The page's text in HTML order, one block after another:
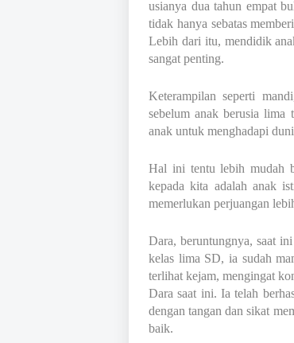
usianya dua tahun empat
tidak hanya sebatas
Lebih dari itu, mendidik
sangat penting.
Keterampilan seperti
sebelum anak berusia lima
anak untuk menghadapi
Hal ini tentu lebih mudah
kepada kita adalah anak
memerlukan perjuangan
Dara, beruntungnya, saat
kelas lima SD, ia sudah
terlihat kejam, mengingat
Dara saat ini. Ia telah
dengan tangan dan sikat
baik.